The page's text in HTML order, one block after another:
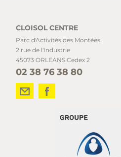
CLOISOL CENTRE
Parc d'Activités des Montées
2 rue de l'Industrie
45073 ORLEANS Cedex 2
02 38 76 38 80